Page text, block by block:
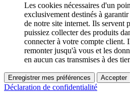
Les cookies nécessaires d'un
exclusivement destinés à
de notre site internet. Ils servent
puissiez collecter des produits
connecter à votre compte client.
remonter jusqu'à vous et les
en aucun cas transmises à des
Enregistrer mes préférences Accepter
Déclaration de confidentialité